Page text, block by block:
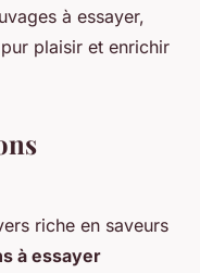
à essayer,
plaisir et enrichir
riche en saveurs
à essayer